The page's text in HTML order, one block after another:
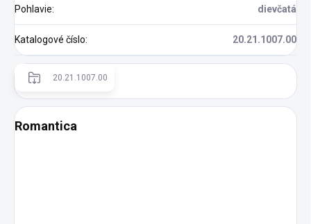
Pohlavie: dievčatá
Katalogové číslo: 20.21.1007.00
20.21.1007.00
Romantica